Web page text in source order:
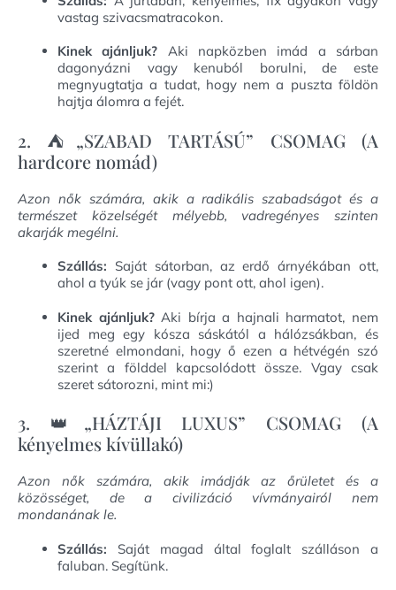
vastag szivacsmatracokon.
Kinek ajánljuk? Aki napközben imád a sárban
dagonyázni vagy kenuból borulni, de este
megnyugtatja a tudat, hogy nem a puszta földön
hajtja álomra a fejét.
2. ⛺„SZABAD TARTÁSÚ” CSOMAG (A
hardcore nomád)
Azon nők számára, akik a radikális szabadságot és a
természet közelségét mélyebb, vadregényes szinten
akarják megélni.
Szállás: Saját sátorban, az erdő árnyékában ott,
ahol a tyúk se jár (vagy pont ott, ahol igen).
Kinek ajánljuk?Aki bírja a hajnali harmatot, nem
ijed meg egy kósza sáskától a hálózsákban, és
szeretné elmondani, hogy ő ezen a hétvégén szó
szerint a földdel kapcsolódott össze. Vgay csak
szeret sátorozni, mint mi:)
3. 👑„HÁZTÁJI LUXUS” CSOMAG (A
kényelmes kívüllakó)
Azon nők számára, akik imádják az őrületet és a
közösséget, de a civilizáció vívmányairól nem
mondanának le.
Szállás: Saját magad által foglalt szálláson a
faluban. Segítünk.